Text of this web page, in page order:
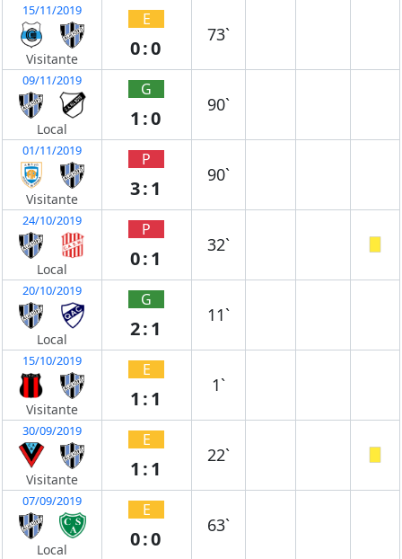
15/11/2019
Visitante
E
0:0
73`
09/11/2019
Local
G
1:0
90`
01/11/2019
Visitante
P
3:1
90`
24/10/2019
Local
P
0:1
32`
20/10/2019
Local
G
2:1
11`
15/10/2019
Visitante
E
1:1
1`
30/09/2019
Visitante
E
1:1
22`
07/09/2019
Local
E
0:0
63`